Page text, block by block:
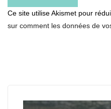
Ce site utilise Akismet pour
sur comment les données de